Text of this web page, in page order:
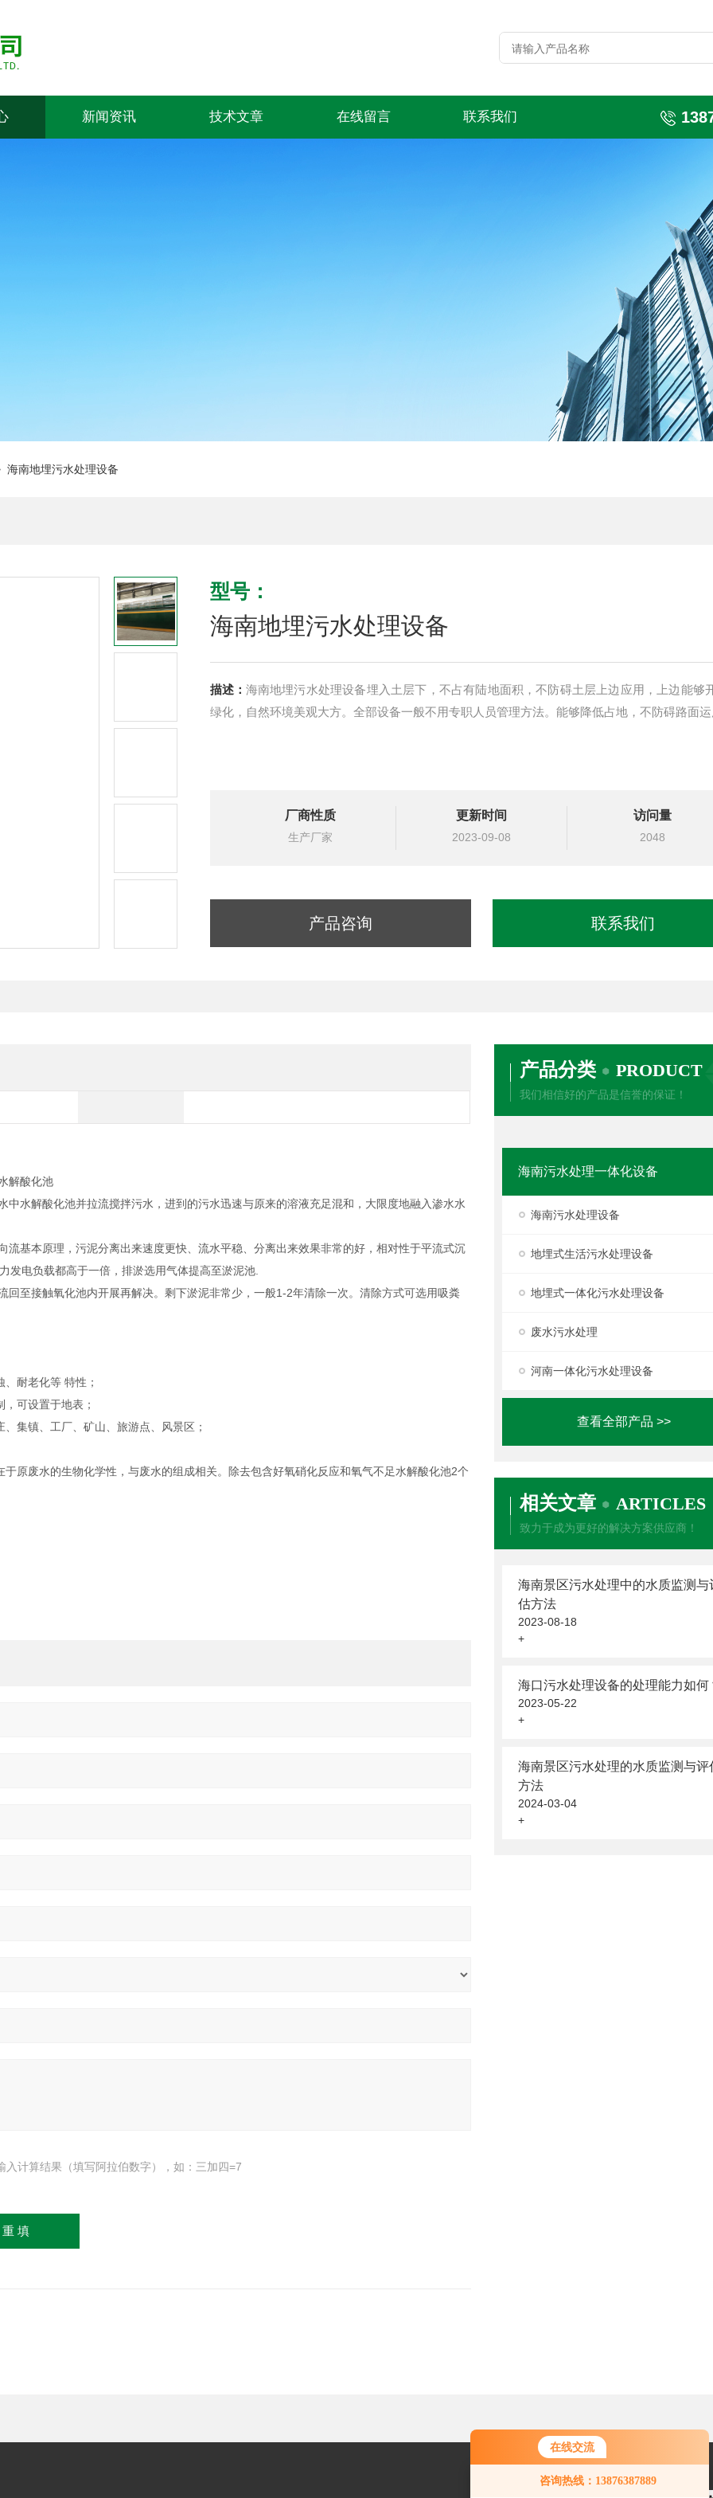
在线交流
咨询热线：13876387889
新闻资讯 技术文章 在线留言 联系我们
南地埋污水处理设备
型号：
海南地埋污水处理设备
描述： 海南地埋污水处理设备埋入土层下，不占有陆地面积，不防碍土层上边应用，上边能够
绿化，自然环境美观大方。全部设备一般不用专职人员管理方法。能够降低占地，不防碍路面
厂商性质
生产厂家
更新时间
2023-09-08
访问量
2048
产品咨询 联系我们
产品分类 PRODUCT
我们相信好的产品是信誉的保证！
海南污水处理一体化设备
海南污水处理设备
地埋式生活污水处理设备
地埋式一体化污水处理设备
废水污水处理
河南一体化污水处理设备
查看全部产品 >>
相关文章 ARTICLES
致力于成为更好的解决方案供应商！
海南景区污水处理中的水质监测与
估方法
2023-08-18
+
海口污水处理设备的处理能力如何
2023-05-22
+
海南景区污水处理的水质监测与评
方法
2024-03-04
+
解酸化池
水解酸化池并拉流搅拌污水，进到的污水迅速与原来的溶液充足混和，大限度地融入渗水水
基本原理，污泥分离出来速度更快、流水平稳、分离出来效果非常的好，相对性于平流式沉
发电负载都高于一倍，排淤选用气体提高至淤泥池.
至接触氧化池内开展再解决。剩下淤泥非常少，一般1-2年清除一次。清除方式可选用吸粪
耐老化等 特性；
可设置于地表；
集镇、工厂、矿山、旅游点、风景区；
原废水的生物化学性，与废水的组成相关。除去包含好氧硝化反应和氧气不足水解酸化池2个
入计算结果（填写阿拉伯数字），如：三加四=7